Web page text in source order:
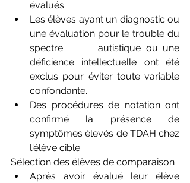
évalués.
Les élèves ayant un diagnostic ou
une évaluation pour le trouble du
spectre       autistique ou une
déficience intellectuelle ont été
exclus pour éviter toute variable
confondante.
Des procédures de notation ont
confirmé la présence de
symptômes élevés de TDAH chez
l'élève cible.
Sélection des élèves de comparaison :
Après avoir évalué leur élève